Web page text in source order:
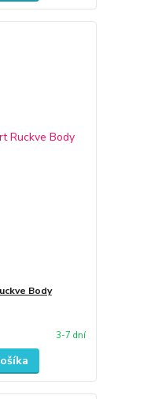
Body
3-7 dní